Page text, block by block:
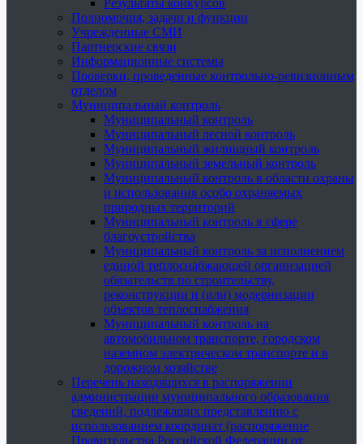
Результаты конкурсов
Полномочия, задачи и функции
Учрежденные СМИ
Партнерские связи
Информационные системы
Проверки, проведенные контрольно-ревизионным
отделом
Муниципальный контроль
Муниципальный контроль
Муниципальный лесной контроль
Муниципальный жилищный контроль
Муниципальный земельный контроль
Муниципальный контроль в области охраны
и использования особо охраняемых
природных территорий
Муниципальный контроль в сфере
благоустройства
Муниципальный контроль за исполнением
единой теплоснабжающей организацией
обязательств по строительству,
реконструкции и (или) модернизации
объектов теплоснабжения
Муниципальный контроль на
автомобильном транспорте, городском
наземном электрическом транспорте и в
дорожном хозяйстве
Перечень находящихся в распоряжении
администрации муниципального образования
сведений, подлежащих представлению с
использованием координат (распоряжение
Правительства Российской Федерации от